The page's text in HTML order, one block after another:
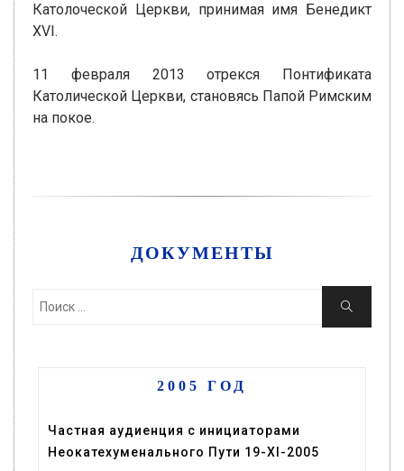
Католоческой Церкви, принимая имя Бенедикт
XVI.
11 февраля 2013 отрекся Понтификата
Католической Церкви, становясь Папой Римским
на покое.
ДОКУМЕНТЫ
Поиск:
Поиск
2005 ГОД
Частная аудиенция с инициаторами
Неокатехуменального Пути 19-XI-2005